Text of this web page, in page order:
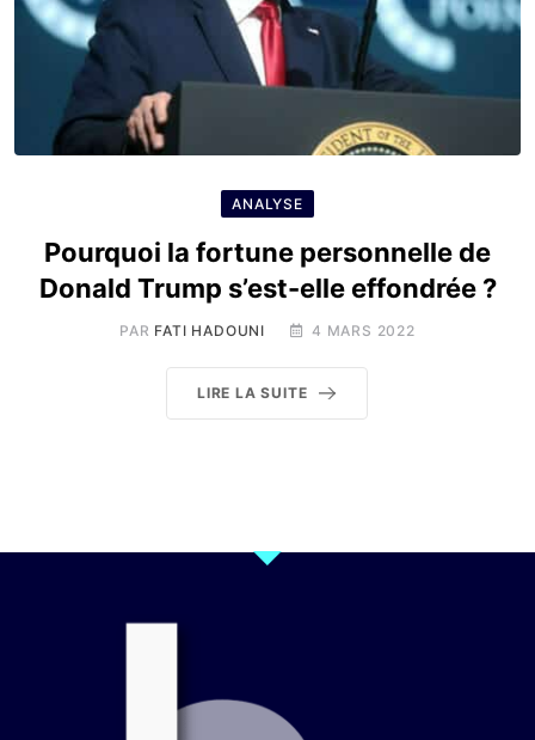
ANALYSE
Pourquoi la fortune personnelle de
Donald Trump s’est-elle effondrée ?
PAR FATI HADOUNI 4 MARS 2022
LIRE LA SUITE